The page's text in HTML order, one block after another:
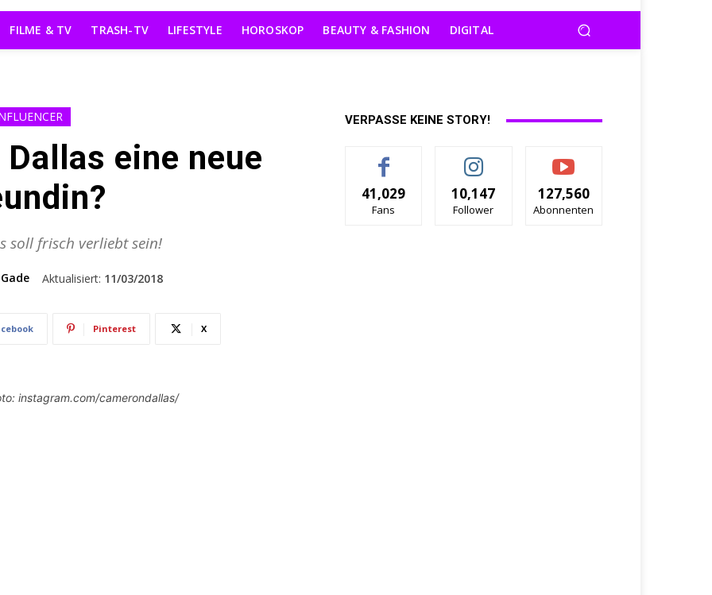
FILME & TV TRASH-TV LIFESTYLE HOROSKOP BEAUTY & FASHION DIGITAL
eine neue
soll frisch verliebt sein!
Aktualisiert: 11/03/2018
Pinterest X
instagram.com/camerondallas/
VERPASSE KEINE STORY!
41,029
Fans
10,147
Follower
127,560
Abonnenten